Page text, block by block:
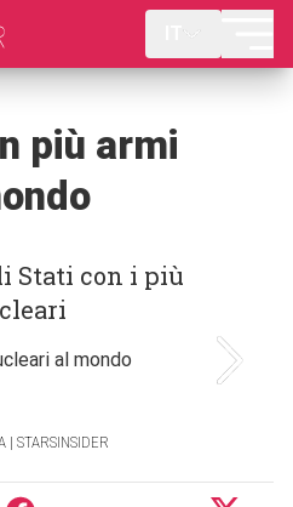
più armi
Stati con i più
| STARSINSIDER